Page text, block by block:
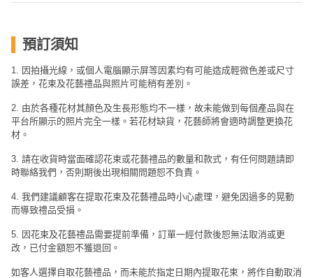
預訂須知
1. 因拍攝光線，或個人電腦顯示屏等因素均有可能造成輕微色差或尺寸
誤差，花束及花藝禮品與照片可能稍有差別。
2. 由於各種花材其顏色及生長形態均不一樣，故未能做到每個產品與在
平台所顯示的照片完全一樣。若花材缺貨，花藝師將會適時調整更換花
材。
3. 請在收貨時當面確認花束或花藝禮品的數量和款式，有任何問題請即
時聯絡我們，否則期後出現相關問題恕不負責。
4. 我們建議顧客在提取花束及花藝禮品時小心處理，避免因過多的晃動
而導致禮品受損。
5. 因花束及花藝禮品需要提前準備，訂單一經付款後恕無法取消或更
改，已付金額恕不獲退回。
如客人選擇自取花藝禮品，而未能於指定日期內提取花束，將作自動取消